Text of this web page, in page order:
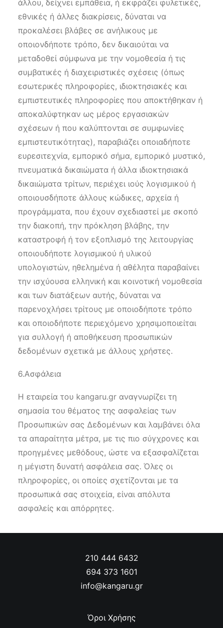
άλλου, δείχνει εμπάθεια, ή εκφράζει φυλετικές,
εθνικές ή άλλες διακρίσεις, δύναται να
προκαλέσει βλάβες σε ανήλικους με
οποιονδήποτε τρόπο, δεν δικαιούται να
μεταδοθεί σύμφωνα με την νομοθεσία ή τις
συμβατικές ή διαχειριστικές σχέσεις (όπως
εσωτερικές πληροφορίες, ιδιοκτησιακές και
εμπιστευτικές πληροφορίες που αποκτήθηκαν ή
αποκαλύφτηκαν ως μέρος εργασιακών
σχέσεων ή που καλύπτονται σε συμφωνίες
εμπιστευτικότητας), παραβιάζει οποιαδήποτε
ευρεσιτεχνία, εμπορικό σήμα, εμπορικό μυστικό,
πνευματικά δικαιώματα ή άλλα ιδιοκτησιακά
δικαιώματα τρίτων, περιέχει ιούς λογισμικού ή
οποιουσδήποτε άλλους κώδικες, αρχεία ή
προγράμματα, που έχουν σχεδιαστεί με σκοπό
την διακοπή, την πρόκληση βλάβης, την
καταστροφή ή τον εξοπλισμό της λειτουργίας
οποιουδήποτε λογισμικού ή υλικού
υπολογιστών, ηθελημένα ή αθέλητα παραβαίνει
την ισχύουσα ελληνική και κοινοτική νομοθεσία
και των διατάξεων αυτής, δύναται να
παρενοχλήσει τρίτους με οποιοδήποτε τρόπο
και οποιοδήποτε περιεχόμενο χρησιμοποιείται
για συλλογή ή αποθήκευση προσωπικών
δεδομένων σχετικά με άλλους χρήστες.
6.Ασφάλεια
Η εταιρεία του kangaru.gr αναγνωρίζει τη
σημασία του θέματος της ασφαλείας των
Προσωπικών σας Δεδομένων και λαμβάνει όλα
τα απαραίτητα μέτρα, με τις πιο σύγχρονες και
προηγμένες μεθόδους, ώστε να εξασφαλίζεται
η μέγιστη δυνατή ασφάλεια σας. Όλες οι
πληροφορίες, οι οποίες σχετίζονται με τα
προσωπικά σας στοιχεία, είναι απόλυτα
ασφαλείς και απόρρητες.
‭210 444 6432‬
694 373 1601
info@kangaru.gr
Όροι Χρήσης